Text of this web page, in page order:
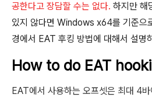
공한다고 장담할 수는 없다. 하지만 해
있지 않다면 Windows x64를 기준으
경에서 EAT 후킹 방법에 대해서 설명
How to do EAT
EAT에서 사용하는 오프셋은 최대 4